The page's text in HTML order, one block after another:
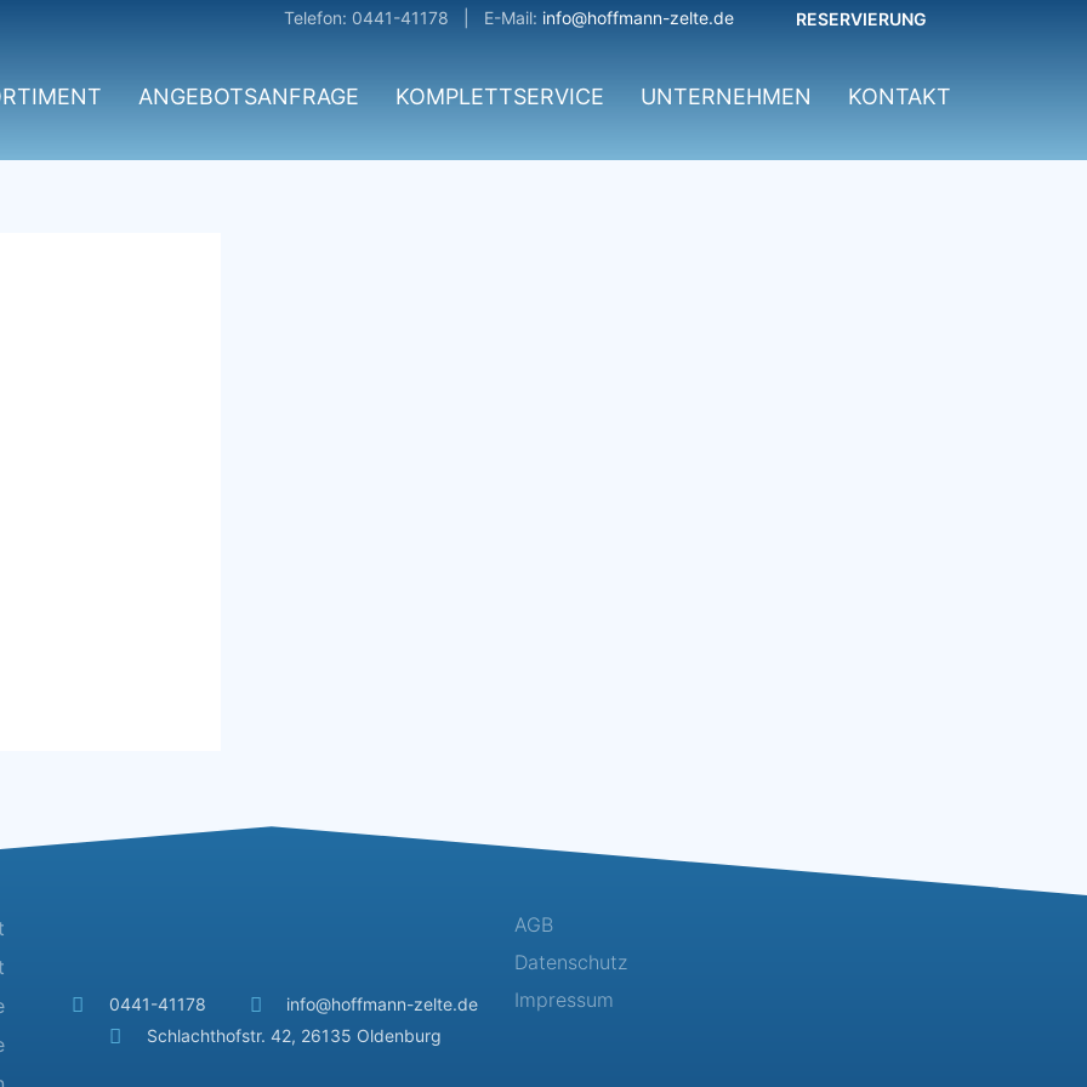
Telefon: 0441-41178 | E-Mail: info@hoffmann-zelte.de RESERVIERUNG
ANGEBOTSANFRAGE KOMPLETTSERVICE UNTERNEHMEN KONTAKT
0441-41178
info@hoffmann-zelte.de
Schlachthofstr. 42, 26135 Oldenburg
AGB
Datenschutz
Impressum